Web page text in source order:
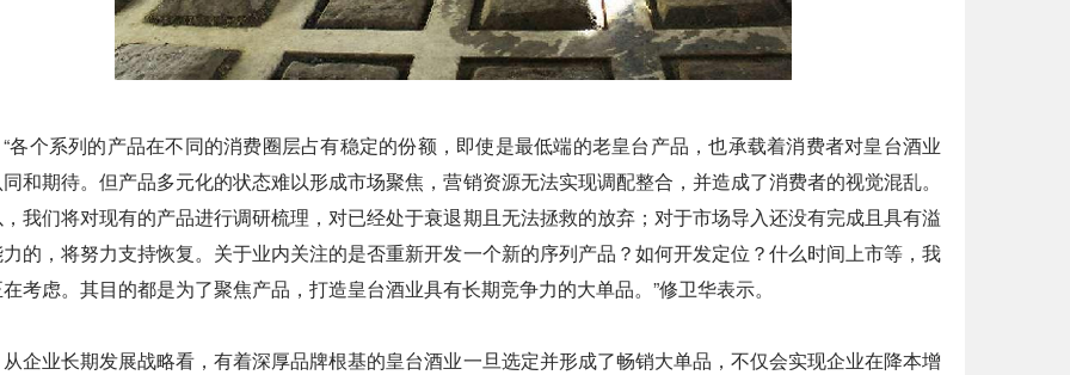
“各个系列的产品在不同的消费圈层占有稳定的份额，即使是最低端的老皇台产品，也承载着消费者对皇台酒业
和期待。但产品多元化的状态难以形成市场聚焦，营销资源无法实现调配整合，并造成了消费者的视觉混乱。
我们将对现有的产品进行调研梳理，对已经处于衰退期且无法拯救的放弃；对于市场导入还没有完成且具有溢
的，将努力支持恢复。关于业内关注的是否重新开发一个新的序列产品？如何开发定位？什么时间上市等，我
考虑。其目的都是为了聚焦产品，打造皇台酒业具有长期竞争力的大单品。”修卫华表示。
从企业长期发展战略看，有着深厚品牌根基的皇台酒业一旦选定并形成了畅销大单品，不仅会实现企业在降本增